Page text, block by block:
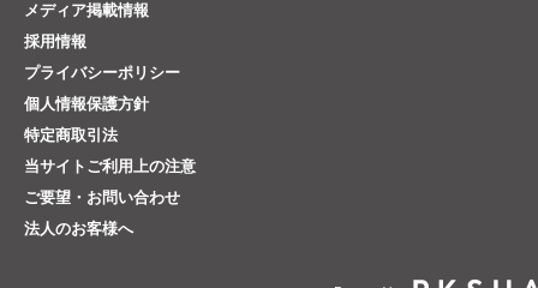
メディア掲載情報
採用情報
プライバシーポリシー
個人情報保護方針
特定商取引法
当サイトご利用上の注意
ご要望・お問い合わせ
法人のお客様へ